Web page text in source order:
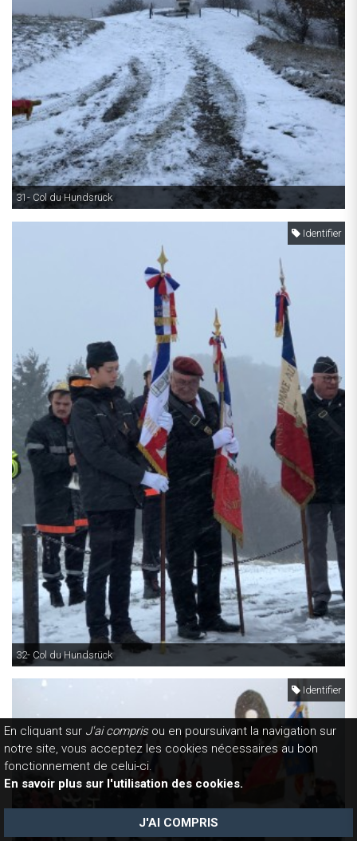
En cliquant sur J'ai comprisou en poursuivant la navigation sur
notre site, vous acceptez les cookies nécessaires au bon
fonctionnement de celui-ci.
En savoir plus sur l'utilisation des cookies.
J'AI COMPRIS
31- Col du Hundsrück
Identifier
32- Col du Hundsrück
Identifier